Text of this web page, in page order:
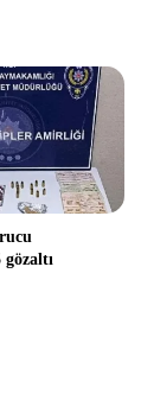
gözaltı